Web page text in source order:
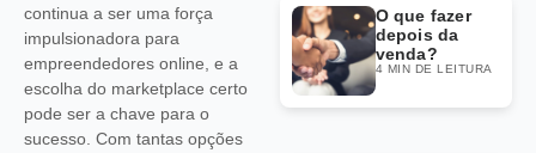
continua a ser uma força
impulsionadora para
empreendedores online, e a
escolha do marketplace certo
pode ser a chave para o
sucesso. Com tantas opções
O que fazer
depois da
venda?
4 MIN DE LEITURA